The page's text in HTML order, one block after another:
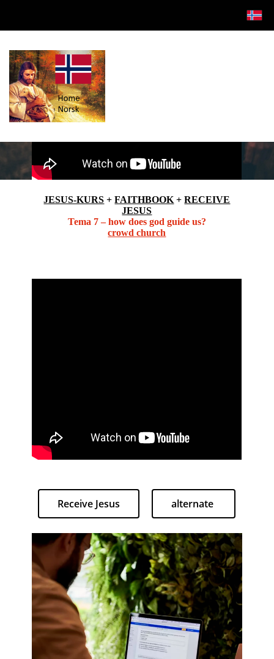
JESUS-KURS +FAITHBOOK +RECEIVE
JESUS
Tema 7 – how does god guide us?
crowd church
Receive Jesus alternate